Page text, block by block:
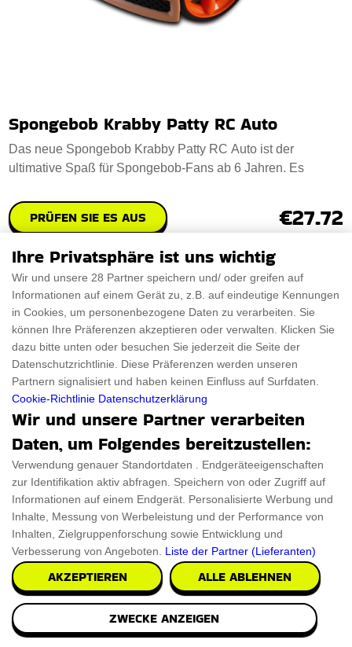
Spongebob Krabby Patty RC Auto
Das neue Spongebob Krabby Patty RC Auto ist der
ultimative Spaß für Spongebob-Fans ab 6 Jahren. Es
PRÜFEN SIE ES AUS €27.72
Ihre Privatsphäre ist uns wichtig
Wir und unsere 28 Partner speichern und/ oder greifen auf
Informationen auf einem Gerät zu, z.B. auf eindeutige Kennungen
in Cookies, um personenbezogene Daten zu verarbeiten. Sie
können Ihre Präferenzen akzeptieren oder verwalten. Klicken Sie
dazu bitte unten oder besuchen Sie jederzeit die Seite der
Datenschutzrichtlinie. Diese Präferenzen werden unseren
Partnern signalisiert und haben keinen Einfluss auf Surfdaten.
Cookie-Richtlinie Datenschutzerklärung
Wir und unsere Partner verarbeiten
Daten, um Folgendes bereitzustellen:
Verwendung genauer Standortdaten . Endgeräteeigenschaften
zur Identifikation aktiv abfragen. Speichern von oder Zugriff auf
Informationen auf einem Endgerät. Personalisierte Werbung und
Inhalte, Messung von Werbeleistung und der Performance von
Inhalten, Zielgruppenforschung sowie Entwicklung und
Verbesserung von Angeboten. Liste der Partner (Lieferanten)
AKZEPTIEREN ALLE ABLEHNEN
ZWECKE ANZEIGEN